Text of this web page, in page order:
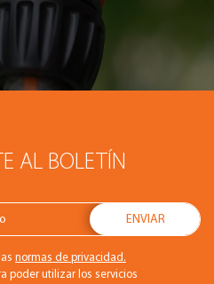
AL BOLETÍN
normas de privacidad.
poder utilizar los servicios